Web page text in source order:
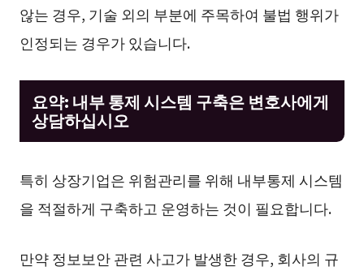
않는 경우, 기술 외의 부분에 주목하여 불법 행위가
인정되는 경우가 있습니다.
요약: 내부 통제 시스템 구축은 변호사에게
상담하십시오
특히 상장기업은 위험관리를 위해 내부통제 시스템
을 적절하게 구축하고 운영하는 것이 필요합니다.
만약 정보보안 관련 사고가 발생한 경우, 회사의 규